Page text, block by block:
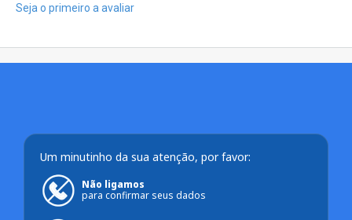
Seja o primeiro a avaliar
Um minutinho da sua atenção, por favor:
Não ligamos
para confirmar seus dados